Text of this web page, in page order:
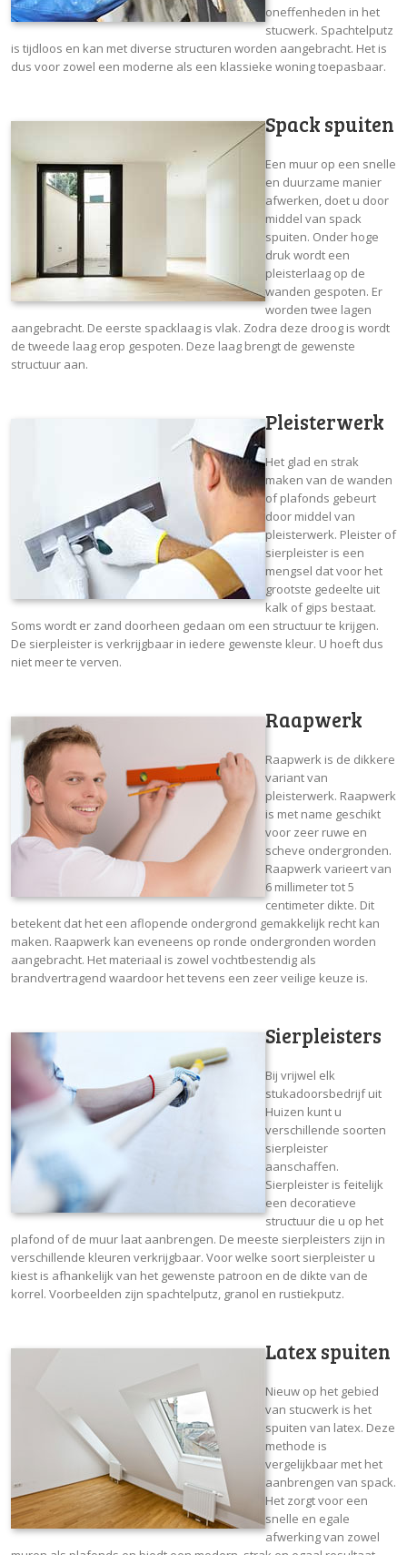
oneffenheden in het
stucwerk. Spachtelputz
is tijdloos en kan met diverse structuren worden aangebracht. Het is
dus voor zowel een moderne als een klassieke woning toepasbaar.
Spack spuiten
Een muur op een snelle
en duurzame manier
afwerken, doet u door
middel van spack
spuiten. Onder hoge
druk wordt een
pleisterlaag op de
wanden gespoten. Er
worden twee lagen
aangebracht. De eerste spacklaag is vlak. Zodra deze droog is wordt
de tweede laag erop gespoten. Deze laag brengt de gewenste
structuur aan.
Pleisterwerk
Het glad en strak
maken van de wanden
of plafonds gebeurt
door middel van
pleisterwerk. Pleister of
sierpleister is een
mengsel dat voor het
grootste gedeelte uit
kalk of gips bestaat.
Soms wordt er zand doorheen gedaan om een structuur te krijgen.
De sierpleister is verkrijgbaar in iedere gewenste kleur. U hoeft dus
niet meer te verven.
Raapwerk
Raapwerk is de dikkere
variant van
pleisterwerk. Raapwerk
is met name geschikt
voor zeer ruwe en
scheve ondergronden.
Raapwerk varieert van
6 millimeter tot 5
centimeter dikte. Dit
betekent dat het een aflopende ondergrond gemakkelijk recht kan
maken. Raapwerk kan eveneens op ronde ondergronden worden
aangebracht. Het materiaal is zowel vochtbestendig als
brandvertragend waardoor het tevens een zeer veilige keuze is.
Sierpleisters
Bij vrijwel elk
stukadoorsbedrijf uit
Huizen kunt u
verschillende soorten
sierpleister
aanschaffen.
Sierpleister is feitelijk
een decoratieve
structuur die u op het
plafond of de muur laat aanbrengen. De meeste sierpleisters zijn in
verschillende kleuren verkrijgbaar. Voor welke soort sierpleister u
kiest is afhankelijk van het gewenste patroon en de dikte van de
korrel. Voorbeelden zijn spachtelputz, granol en rustiekputz.
Latex spuiten
Nieuw op het gebied
van stucwerk is het
spuiten van latex. Deze
methode is
vergelijkbaar met het
aanbrengen van spack.
Het zorgt voor een
snelle en egale
afwerking van zowel